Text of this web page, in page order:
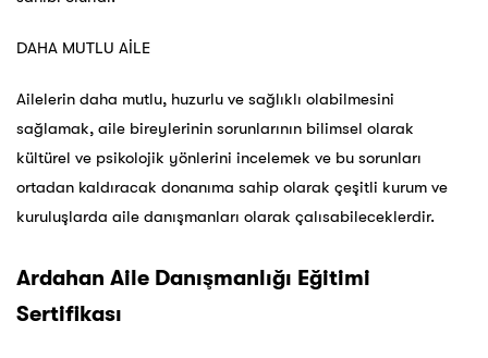
DAHA MUTLU AİLE
Ailelerin daha mutlu, huzurlu ve sağlıklı olabilmesini
sağlamak, aile bireylerinin sorunlarının bilimsel olarak
kültürel ve psikolojik yönlerini incelemek ve bu sorunları
ortadan kaldıracak donanıma sahip olarak çeşitli kurum ve
kuruluşlarda aile danışmanları olarak çalısabileceklerdir.
Ardahan Aile Danışmanlığı Eğitimi
Sertifikası